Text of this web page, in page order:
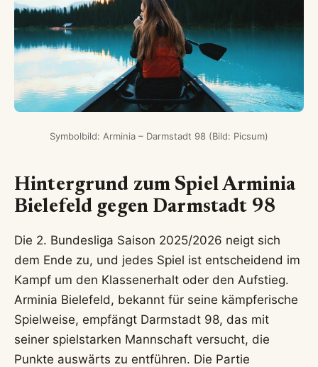
Symbolbild: Arminia – Darmstadt 98 (Bild: Picsum)
Hintergrund zum Spiel Arminia
Bielefeld gegen Darmstadt 98
Die 2. Bundesliga Saison 2025/2026 neigt sich
dem Ende zu, und jedes Spiel ist entscheidend im
Kampf um den Klassenerhalt oder den Aufstieg.
Arminia Bielefeld, bekannt für seine kämpferische
Spielweise, empfängt Darmstadt 98, das mit
seiner spielstarken Mannschaft versucht, die
Punkte auswärts zu entführen. Die Partie